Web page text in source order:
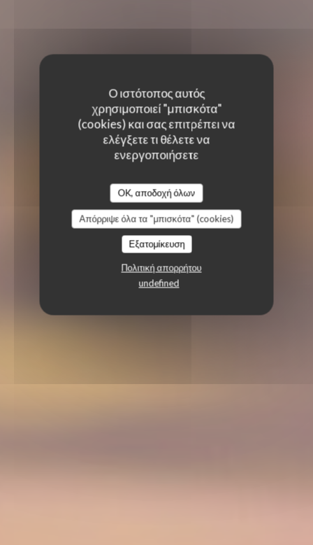
Ο ιστότοπος αυτός
χρησιμοποιεί "μπισκότα"
(cookies) και σας επιτρέπει να
ελέγξετε τι θέλετε να
ενεργοποιήσετε
OK, αποδοχή όλων
Απόρριψε όλα τα "μπισκότα" (cookies)
Εξατομίκευση
Πολιτική απορρήτου
undefined